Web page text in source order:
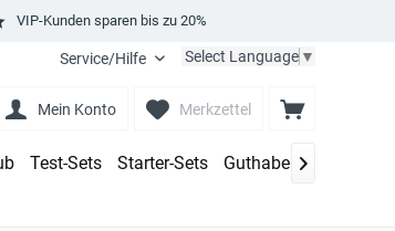
VIP-Kunden sparen bis zu 20%
Service/Hilfe Select Language ▼
Merkzettel
Mein Konto
Test-Sets Starter-Sets Guthaben aufladen
